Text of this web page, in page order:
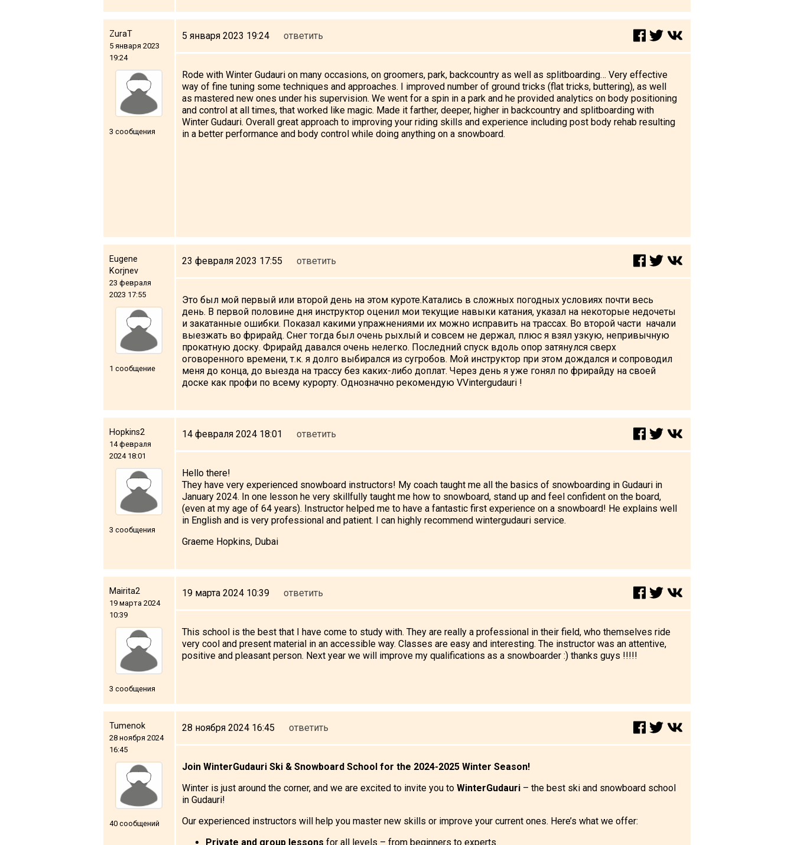
ZuraT
5 января 2023
19:24
3 сообщения
5 января 2023 19:24 ответить
Rode with Winter Gudauri on many occasions, on groomers, park, backcountry as well as splitboarding… Very effective
way of fine tuning some techniques and approaches. I improved number of ground tricks (flat tricks, buttering), as well
as mastered new ones under his supervision. We went for a spin in a park and he provided analytics on body positioning
and control at all times, that worked like magic. Made it farther, deeper, higher in backcountry and splitboarding with
Winter Gudauri. Overall great approach to improving your riding skills and experience including post body rehab resulting
in a better performance and body control while doing anything on a snowboard.
Eugene
Korjnev
23 февраля
2023 17:55
1 сообщение
23 февраля 2023 17:55 ответить
Это был мой первый или второй день на этом куроте.Катались в сложных погодных условиях почти весь
день. В первой половине дня инструктор оценил мои текущие навыки катания, указал на некоторые недочеты
и закатанные ошибки. Показал какими упражнениями их можно исправить на трассах. Во второй части начали
выезжать во фрирайд. Снег тогда был очень рыхлый и совсем не держал, плюс я взял узкую, непривычную
прокатную доску. Фрирайд давался очень нелегко. Последний спуск вдоль опор затянулся сверх
оговоренного времени, т.к. я долго выбирался из сугробов. Мой инструктор при этом дождался и сопроводил
меня до конца, до выезда на трассу без каких-либо доплат. Через день я уже гонял по фрирайду на своей
доске как профи по всему курорту. Однозначно рекомендую VVintergudauri !
Hopkins2
14 февраля
2024 18:01
3 сообщения
14 февраля 2024 18:01 ответить
Hello there!
They have very experienced snowboard instructors! My coach taught me all the basics of snowboarding in Gudauri in
January 2024. In one lesson he very skillfully taught me how to snowboard, stand up and feel confident on the board,
(even at my age of 64 years). Instructor helped me to have a fantastic first experience on a snowboard! He explains well
in English and is very professional and patient. I can highly recommend wintergudauri service.
Graeme Hopkins, Dubai
Mairita2
19 марта 2024
10:39
3 сообщения
19 марта 2024 10:39 ответить
This school is the best that I have come to study with. They are really a professional in their field, who themselves ride
very cool and present material in an accessible way. Classes are easy and interesting. The instructor was an attentive,
positive and pleasant person. Next year we will improve my qualifications as a snowboarder :) thanks guys !!!!!
Tumenok
28 ноября 2024
16:45
40 сообщений
28 ноября 2024 16:45 ответить
Join WinterGudauri Ski & Snowboard School for the 2024-2025 Winter Season!
Winter is just around the corner, and we are excited to invite you to WinterGudauri – the best ski and snowboard school
in Gudauri!
Our experienced instructors will help you master new skills or improve your current ones. Here’s what we offer:
Private and group lessons for all levels – from beginners to experts.